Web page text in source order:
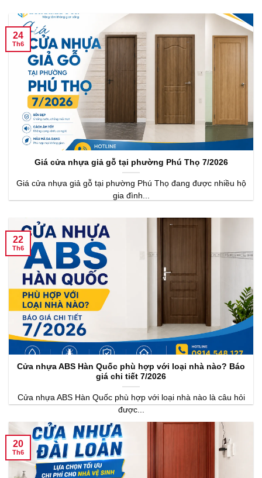
Giá cửa nhựa giả gỗ tại phường Phú Thọ 7/2026
Giá cửa nhựa giả gỗ tại phường Phú Thọ đang được nhiều hộ
gia đình...
24
Th6
Cửa nhựa ABS Hàn Quốc phù hợp với loại nhà nào? Báo
giá chi tiết 7/2026
Cửa nhựa ABS Hàn Quốc phù hợp với loại nhà nào là câu hỏi
được...
22
Th6
20
Th6